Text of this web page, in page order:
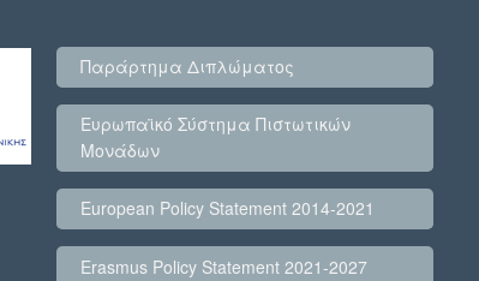
Παράρτημα Διπλώματος
Ευρωπαϊκό Σύστημα Πιστωτικών
Μονάδων
European Policy Statement 2014-2021
Erasmus Policy Statement 2021-2027